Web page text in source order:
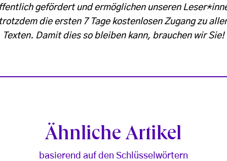
gefördert und ermöglichen unseren
die ersten 7 Tage kostenlosen Zugang zu
Texten. Damit dies so bleiben kann, brauchen wir Sie!
Ähnliche Artikel
basierend auf den Schlüsselwörtern